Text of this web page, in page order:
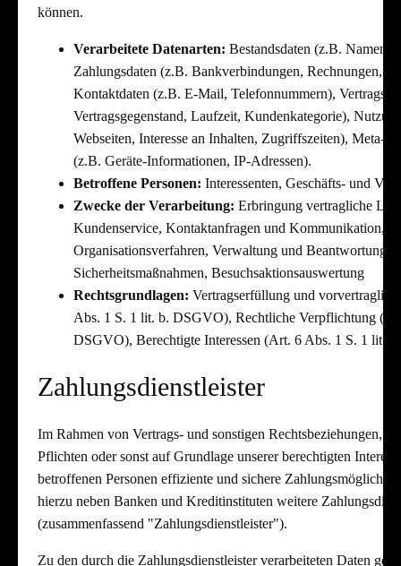
können.
Verarbeitete Datenarten: Bestandsdaten (z.B. Namen,
Zahlungsdaten (z.B. Bankverbindungen, Rechnungen,
Kontaktdaten (z.B. E-Mail, Telefonnummern),
Vertragsgegenstand, Laufzeit, Kundenkategorie),
Webseiten, Interesse an Inhalten, Zugriffszeiten), Meta-/
(z.B. Geräte-Informationen, IP-Adressen).
Betroffene Personen: Interessenten, Geschäfts- und
Zwecke der Verarbeitung: Erbringung vertragliche
Kundenservice, Kontaktanfragen und Kommunikation,
Organisationsverfahren, Verwaltung und Beantwortung
Sicherheitsmaßnahmen, Besuchsaktionsauswertung
Rechtsgrundlagen: Vertragserfüllung und
Abs. 1 S. 1 lit. b. DSGVO), Rechtliche Verpflichtung
DSGVO), Berechtigte Interessen (Art. 6 Abs. 1 S. 1 lit.
Zahlungsdienstleister
Im Rahmen von Vertrags- und sonstigen Rechtsbeziehungen,
Pflichten oder sonst auf Grundlage unserer berechtigten
betroffenen Personen effiziente und sichere
hierzu neben Banken und Kreditinstituten weitere
(zusammenfassend "Zahlungsdienstleister").
Zu den durch die Zahlungsdienstleister verarbeiteten Daten